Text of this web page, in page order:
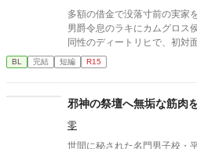
多額の借金で没落寸前の実家
男爵令息のラキにカムグロス
同性のディートリヒで、初対
放されてしまう。 『必要最低限関わるな』 『愛人を作るな』
『男遊びならしてもいい』 ディートリヒから実家の借金を完済す
め上手なラキの周りには可愛
方、ディートリヒだけが嫉妬
BL 完結 短編 R15
邪神の祭壇へ無垢な筋肉
零
世間に秘された名門男子校・平坂学園体育